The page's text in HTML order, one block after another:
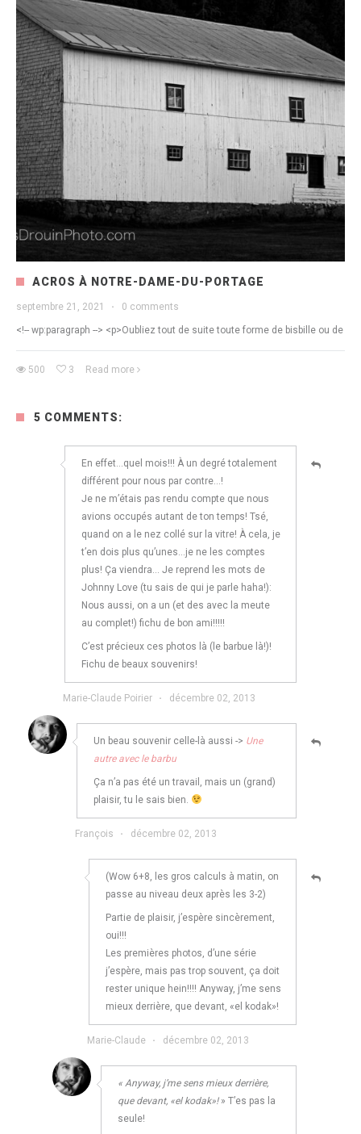
ACROS À NOTRE-DAME-DU-PORTAGE
septembre 21, 2021 · 0 comments
<!-- wp:paragraph --> <p>Oubliez tout de suite toute forme de bisbille ou de
500 3 Read more
5 COMMENTS:
En effet…quel mois!!! À un degré totalement
différent pour nous par contre…!
Je ne m’étais pas rendu compte que nous
avions occupés autant de ton temps! Tsé,
quand on a le nez collé sur la vitre! À cela, je
t’en dois plus qu’unes…je ne les comptes
plus! Ça viendra… Je reprend les mots de
Johnny Love (tu sais de qui je parle haha!):
Nous aussi, on a un (et des avec la meute
au complet!) fichu de bon ami!!!!!
C’est précieux ces photos là (le barbue là!)!
Fichu de beaux souvenirs!
Marie-Claude Poirier · décembre 02, 2013
Un beau souvenir celle-là aussi -> Une
autre avec le barbu
Ça n’a pas été un travail, mais un (grand)
plaisir, tu le sais bien.
François · décembre 02, 2013
(Wow 6+8, les gros calculs à matin, on
passe au niveau deux après les 3-2)
Partie de plaisir, j’espère sincèrement,
oui!!!
Les premières photos, d’une série
j’espère, mais pas trop souvent, ça doit
rester unique hein!!!! Anyway, j’me sens
mieux derrière, que devant, «el kodak»!
Marie-Claude · décembre 02, 2013
« Anyway, j’me sens mieux derrière,
que devant, «el kodak»!» T’es pas la
seule!